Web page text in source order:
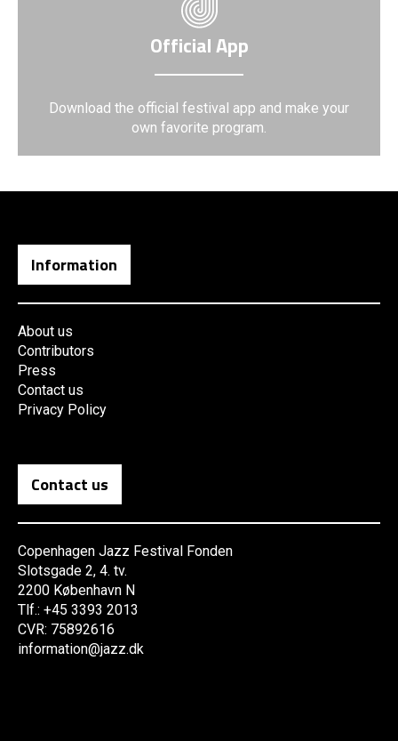
Official App
Download the official festival app and make your
own favorite program.
Information
About us
Contributors
Press
Contact us
Privacy Policy
Contact us
Copenhagen Jazz Festival Fonden
Slotsgade 2, 4. tv.
2200 København N
Tlf.: +45 3393 2013
CVR: 75892616
information@jazz.dk